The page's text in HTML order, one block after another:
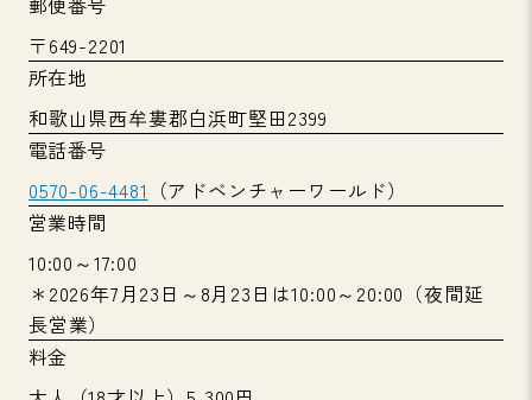
〒649-2201
所在地
和歌山県西牟婁郡白浜町堅田2399
電話番号
0570-06-4481 （アドベンチャーワールド）
営業時間
10:00～17:00
＊2026年7月23日～8月23日は10:00～20:00（夜間延
長営業）
料金